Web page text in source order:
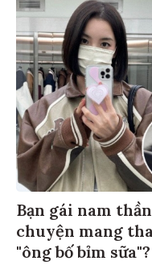
Bạn gái nam
chuyện mang
"ông bố bỉm sữa"?